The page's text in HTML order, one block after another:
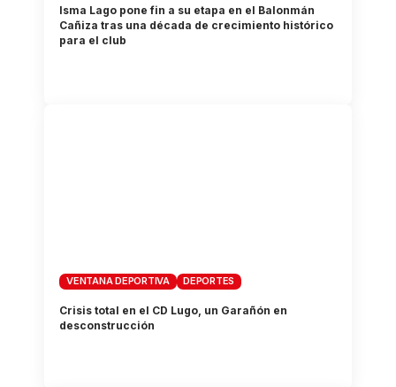
Isma Lago pone fin a su etapa en el Balonmán
Cañiza tras una década de crecimiento histórico
para el club
VENTANA DEPORTIVA DEPORTES
Crisis total en el CD Lugo, un Garañón en
desconstrucción